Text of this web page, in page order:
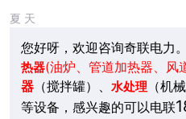
夏 天
您好呀，欢迎咨询奇联电力
热器(油炉、管道加热器、风
器（搅拌罐）、 水处理（机
等设备，感兴趣的可以电联